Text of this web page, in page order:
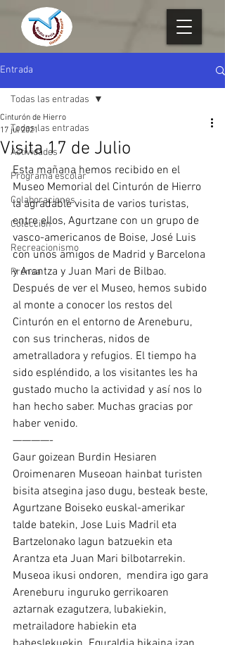
Entrada
Todas las entradas
Actividades
Programa escolar
Colaboraciones
Colección
Recreacionismo
Prensa
Todas las entradas
Visita 17 de Julio
Cinturón de Hierro
17 jul 2021
Esta mañana hemos recibido en el
Museo Memorial del Cinturón de Hierro
la agradable visita de varios turistas,
entre ellos, Agurtzane con un grupo de
vasco-americanos de Boise, José Luis
con unos amigos de Madrid y Barcelona
y Arantza y Juan Mari de Bilbao.
Después de ver el Museo, hemos subido
al monte a conocer los restos del
Cinturón en el entorno de Areneburu,
con sus trincheras, nidos de
ametralladora y refugios. El tiempo ha
sido espléndido, a los visitantes les ha
gustado mucho la actividad y así nos lo
han hecho saber. Muchas gracias por
haber venido.
————-
Gaur goizean Burdin Hesiaren
Oroimenaren Museoan hainbat turisten
bisita atsegina jaso dugu, besteak beste,
Agurtzane Boiseko euskal-amerikar
talde batekin, Jose Luis Madril eta
Bartzelonako lagun batzuekin eta
Arantza eta Juan Mari bilbotarrekin.
Museoa ikusi ondoren,  mendira igo gara
Areneburu inguruko gerrikoaren
aztarnak ezagutzera, lubakiekin,
metrailadore habiekin eta